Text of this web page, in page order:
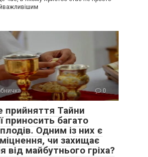
0
прийняття Тайни
приносить багато
Одним із них є
чи захищає
від майбутнього гріха?